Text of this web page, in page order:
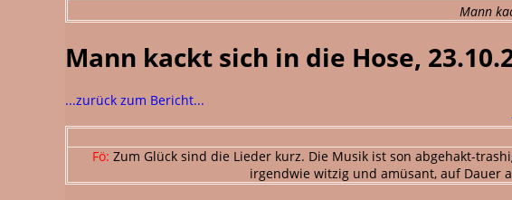
Mann
Mann kackt sich in die Hose,
...zurück zum Bericht...
Fö: Zum Glück sind die Lieder kurz. Die Musik ist son abgehakt-
irgendwie witzig und amüsant, auf Dauer